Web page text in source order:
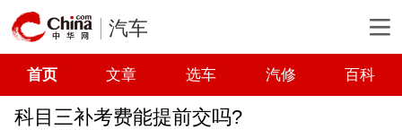
汽车
首页 文章 选车 汽修 百科
科目三补考费能提前交吗?